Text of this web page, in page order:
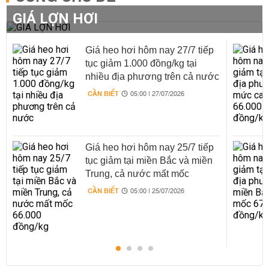
GIÁ LỢN HƠI
Giá heo hơi hôm nay 27/7 tiếp
tục giảm 1.000 đồng/kg tại
nhiều địa phương trên cả nước
CẦN BIẾT 05:00 | 27/07/2026
Giá heo hơi hôm nay 25/7 tiếp
tục giảm tại miền Bắc và miền
Trung, cả nước mất mốc
66.000 đồng/kg
CẦN BIẾT 05:00 | 25/07/2026